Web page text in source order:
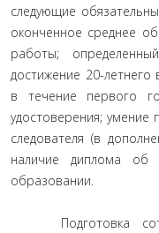
следующие
оконченное среднее
работы;
достижение 20-
в течение первого
удостоверения; умение
следователя (в
наличие диплома об
образовании.
Подготовка